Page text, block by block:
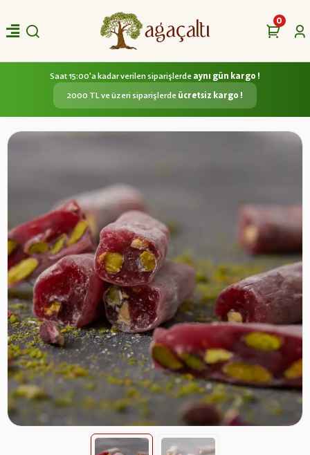
0
Saat 15:00'a kadar verilen siparişlerde aynı gün kargo !
2000 TL ve üzeri siparişlerde ücretsiz kargo !